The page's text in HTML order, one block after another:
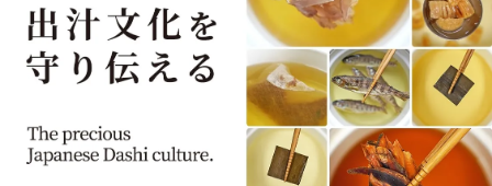
キャンペーン情報